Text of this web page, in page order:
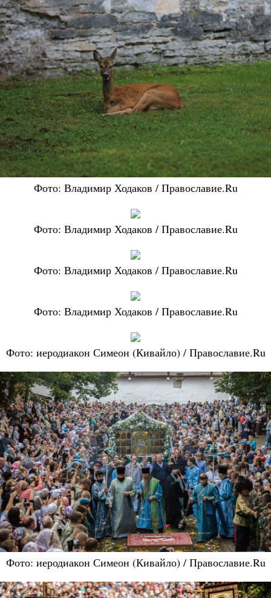
Фото: Владимир Ходаков / Православие.Ru
Фото: Владимир Ходаков / Православие.Ru
Фото: Владимир Ходаков / Православие.Ru
Фото: Владимир Ходаков / Православие.Ru
Фото: иеродиакон Симеон (Кивайло) / Православие.Ru
Фото: иеродиакон Симеон (Кивайло) / Православие.Ru